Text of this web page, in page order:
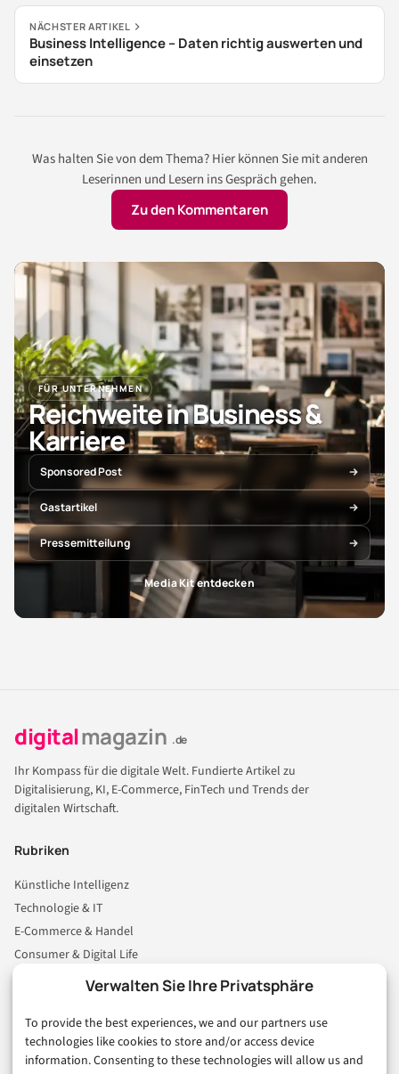
Verwalten Sie Ihre Privatsphäre
To provide the best experiences, we and our partners use
technologies like cookies to store and/or access device
information. Consenting to these technologies will allow us and
NÄCHSTER ARTIKEL
Business Intelligence – Daten richtig auswerten und
einsetzen
Was halten Sie von dem Thema? Hier können Sie mit anderen
Leserinnen und Lesern ins Gespräch gehen.
Zu den Kommentaren
FÜR UNTERNEHMEN
Reichweite in Business &
Karriere
Sponsored Post
Gastartikel
Pressemitteilung
Media Kit entdecken
digitalmagazin .de
Ihr Kompass für die digitale Welt. Fundierte Artikel zu
Digitalisierung, KI, E-Commerce, FinTech und Trends der
digitalen Wirtschaft.
Rubriken
Künstliche Intelligenz
Technologie & IT
E-Commerce & Handel
Consumer & Digital Life
Business & Karriere
Sicherheit & Recht